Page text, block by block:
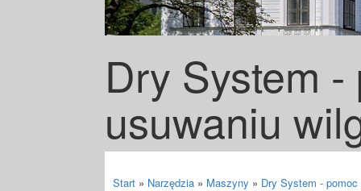
Dry System
usuwaniu
Start » Narzędzia » Maszyny » Dry System -